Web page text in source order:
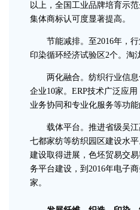
以上，全国工业品牌培育示
集体商标认可度显著提高。
节能减排。至2016年，行
印染循环经济试验区2个。淘
两化融合。纺织行业信息
企业10家。ERP技术广泛应
业务协同和专业化服务等功
载体平台。推进省级吴江
七都家纺等纺织园区建设水
建设取得进展，色坯贸易交
务平台建设，到2016年电子
家。